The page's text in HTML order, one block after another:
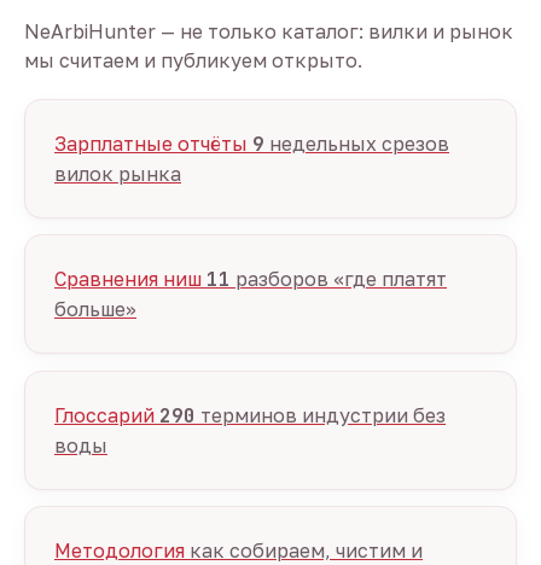
NeArbiHunter — не только каталог: вилки и рынок
мы считаем и публикуем открыто.
Зарплатные отчёты 9 недельных срезов
вилок рынка
Сравнения ниш 11 разборов «где платят
больше»
Глоссарий 290 терминов индустрии без
воды
Методология как собираем, чистим и